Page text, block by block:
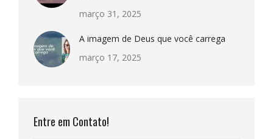
março 31, 2025
A imagem de Deus que você carrega
março 17, 2025
Entre em Contato!